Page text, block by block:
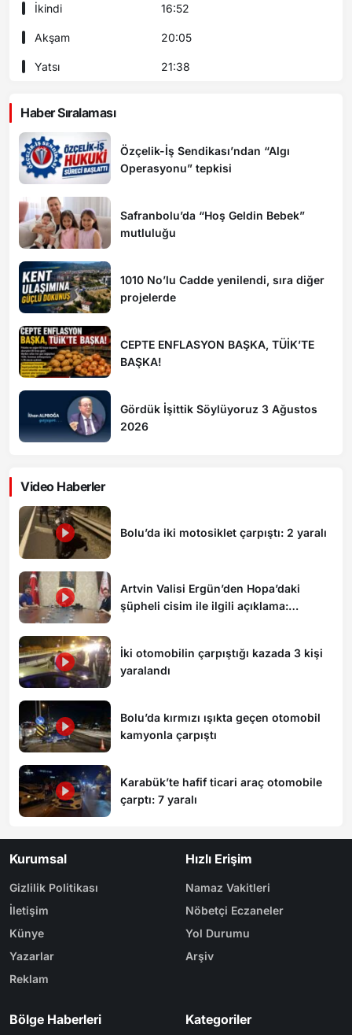
İkindi 16:52
Akşam 20:05
Yatsı 21:38
Haber Sıralaması
Özçelik-İş Sendikası’ndan “Algı
Operasyonu” tepkisi
Safranbolu’da “Hoş Geldin Bebek”
mutluluğu
1010 No’lu Cadde yenilendi, sıra diğer
projelerde
CEPTE ENFLASYON BAŞKA, TÜİK’TE
BAŞKA!
Gördük İşittik Söylüyoruz 3 Ağustos
2026
Video Haberler
Bolu’da iki motosiklet çarpıştı: 2 yaralı
Artvin Valisi Ergün’den Hopa’daki
şüpheli cisim ile ilgili açıklama:
İki otomobilin çarpıştığı kazada 3 kişi
yaralandı
Bolu’da kırmızı ışıkta geçen otomobil
kamyonla çarpıştı
Karabük’te hafif ticari araç otomobile
çarptı: 7 yaralı
Kurumsal
Gizlilik Politikası
İletişim
Künye
Yazarlar
Reklam
Hızlı Erişim
Namaz Vakitleri
Nöbetçi Eczaneler
Yol Durumu
Arşiv
Bölge Haberleri Kategoriler